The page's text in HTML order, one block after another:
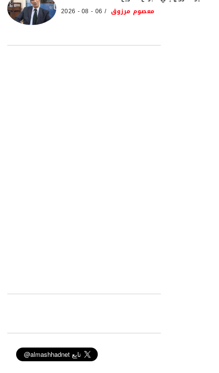
معصوم مرزوق 06 - 08 - 2026